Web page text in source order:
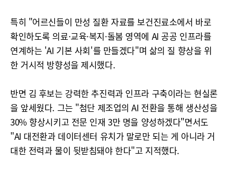
특히 "어르신들이 만성 질환 자료를 보건진료소에서 바로
확인하도록 의료·교육·복지·돌봄 영역에 AI 공공 인프라를
연계하는 'AI 기본 사회'를 만들겠다"며 삶의 질 향상을 위
한 거시적 방향성을 제시했다.
반면 김 후보는 강력한 추진력과 인프라 구축이라는 현실론
을 앞세웠다. 그는 "첨단 제조업의 AI 전환을 통해 생산성을
30% 향상시키고 전문 인재 3만 명을 양성하겠다"면서도
"AI 대전환과 데이터센터 유치가 말로만 되는 게 아니라 거
대한 전력과 물이 뒷받침돼야 한다"고 지적했다.